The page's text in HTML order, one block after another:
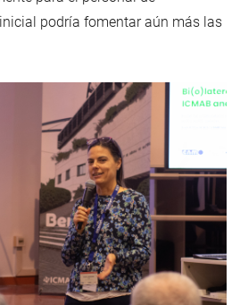
podría fomentar aún más las